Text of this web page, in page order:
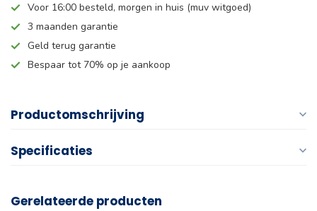
Voor 16:00 besteld, morgen in huis (muv witgoed)
3 maanden garantie
Geld terug garantie
Bespaar tot 70% op je aankoop
Productomschrijving
Specificaties
Gerelateerde producten